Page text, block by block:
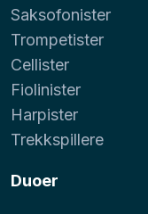
Saksofonister
Trompetister
Cellister
Fiolinister
Harpister
Trekkspillere
Duoer